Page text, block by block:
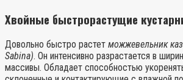
Хвойные быстрорастущие
Довольно быстро растет можжевельник
Sabina). Он интенсивно разрастается в
массивы. Обладает способностью